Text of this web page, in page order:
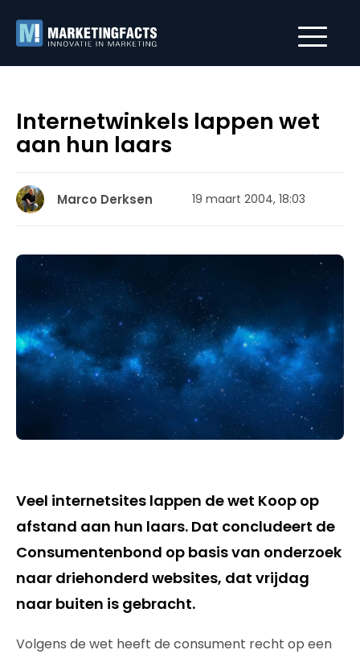
Internetwinkels lappen wet
aan hun laars
Marco Derksen 19 maart 2004, 18:03
Veel internetsites lappen de wet Koop op
afstand aan hun laars. Dat concludeert de
Consumentenbond op basis van onderzoek
naar driehonderd websites, dat vrijdag
naar buiten is gebracht.
Volgens de wet heeft de consument recht op een